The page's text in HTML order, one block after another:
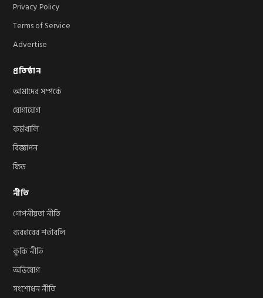
Privacy Policy
Terms of Service
Advertise
প্রতিষ্ঠান
আমাদের সম্পর্কে
যোগাযোগ
কর্মখালি
বিজ্ঞাপন
ফিড
নীতি
গোপনীয়তা নীতি
ব্যবহারের শর্তাবলি
কুকি নীতি
অভিযোগ
সংশোধন নীতি